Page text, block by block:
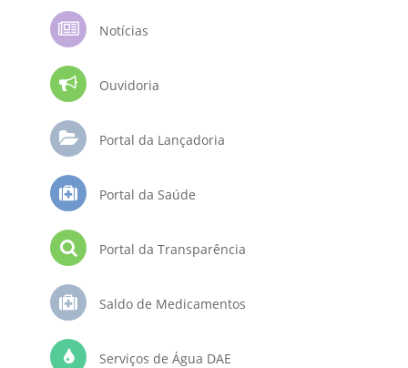
Notícias
Ouvidoria
Portal da Lançadoria
Portal da Saúde
Portal da Transparência
Saldo de Medicamentos
Serviços de Água DAE